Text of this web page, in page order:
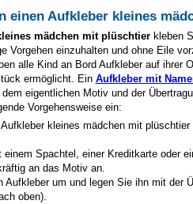
einen Aufkleber kleines
mädchen mit plüschtierkleben
Vorgehen einzuhalten und ohne Eile
alle Kind an Bord Aufkleber auf ihrer
ermöglicht. Ein Aufkleber mit
dem eigentlichen Motiv und der
Vorgehensweise ein:
kleines mädchen mit plüschtier
Spachtel, einer Kreditkarte oder
an das Motiv an.
Aufkleber um und legen Sie ihn mit der
oben).